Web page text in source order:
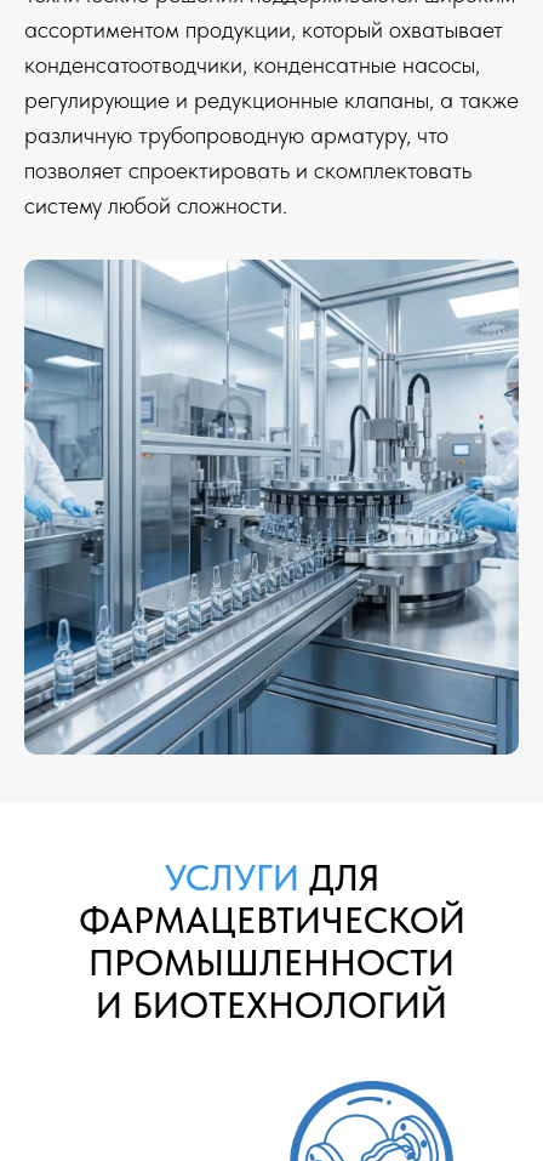
ассортиментом продукции, который охватывает
конденсатоотводчики, конденсатные насосы,
регулирующие и редукционные клапаны, а также
различную трубопроводную арматуру, что
позволяет спроектировать и скомплектовать
систему любой сложности.
УСЛУГИ ДЛЯ
ФАРМАЦЕВТИЧЕСКОЙ
ПРОМЫШЛЕННОСТИ
И БИОТЕХНОЛОГИЙ